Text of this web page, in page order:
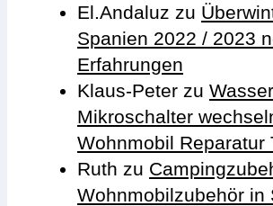
El.Andaluz zu
Spanien 2022 / 2023
Erfahrungen
Klaus-Peter zu
Mikroschalter
Wohnmobil Reparatur
Ruth zu
Wohnmobilzubehör in